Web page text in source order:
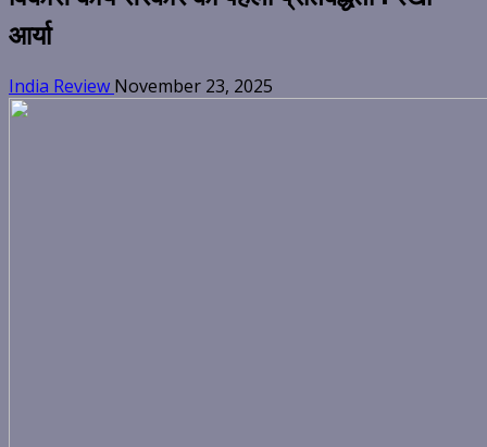
आर्या
India Review November 23, 2025